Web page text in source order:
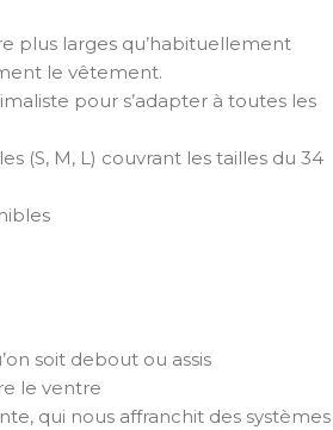
plus larges qu’habituellement
le vêtement.
pour s’adapter à toutes les
(S, M, L) couvrant les tailles du 34
soit debout ou assis
le ventre
qui nous affranchit des systèmes